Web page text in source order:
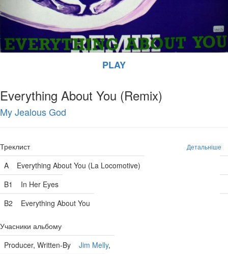
PLAY
Everything About You (Remix)
My Jealous God
Треклист Детальніше
A
Everything About You (La Locomotive)
B1
In Her Eyes
B2
Everything About You
Учасники альбому
Producer, Written-By
Jim Melly,